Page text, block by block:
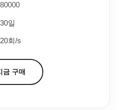
80000
30일
20회/s
금 구매